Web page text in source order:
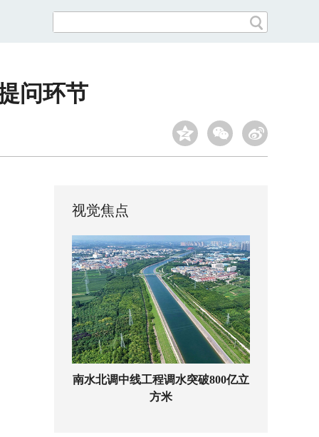
问环节
视觉焦点
南水北调中线工程调水突破800亿立
方米